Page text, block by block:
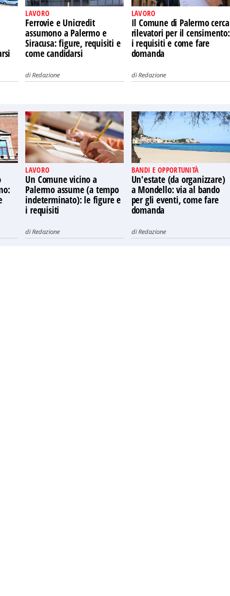
LAVORO
Ferrovie e Unicredit
assumono a Palermo e
Siracusa: figure, requisiti e
come candidarsi
diRedazione
LAVORO
Il Comune di Palermo cerca
rilevatori per il censimento:
i requisiti e come fare
domanda
diRedazione
LAVORO
Un Comune vicino a
Palermo assume (a tempo
indeterminato): le figure e
i requisiti
diRedazione
BANDI E OPPORTUNITÀ
Un'estate (da organizzare)
a Mondello: via al bando
per gli eventi, come fare
domanda
diRedazione